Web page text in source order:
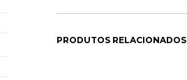
PRODUTOS RELACIONADOS